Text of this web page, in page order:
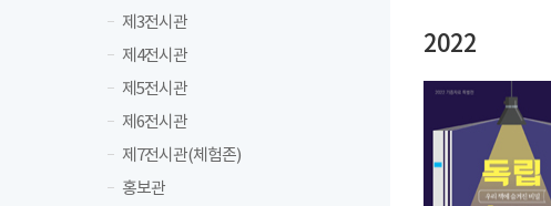
제3전시관
제4전시관
제5전시관
제6전시관
제7전시관(체험존)
홍보관
2022